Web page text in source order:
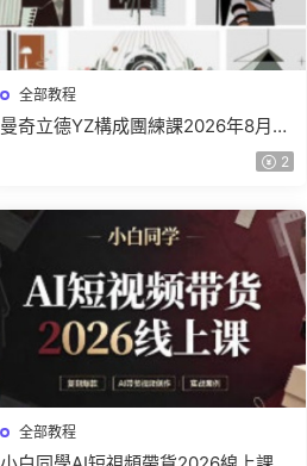
全部教程
曼奇立德YZ構成團練課2026年8月已
2
全部教程